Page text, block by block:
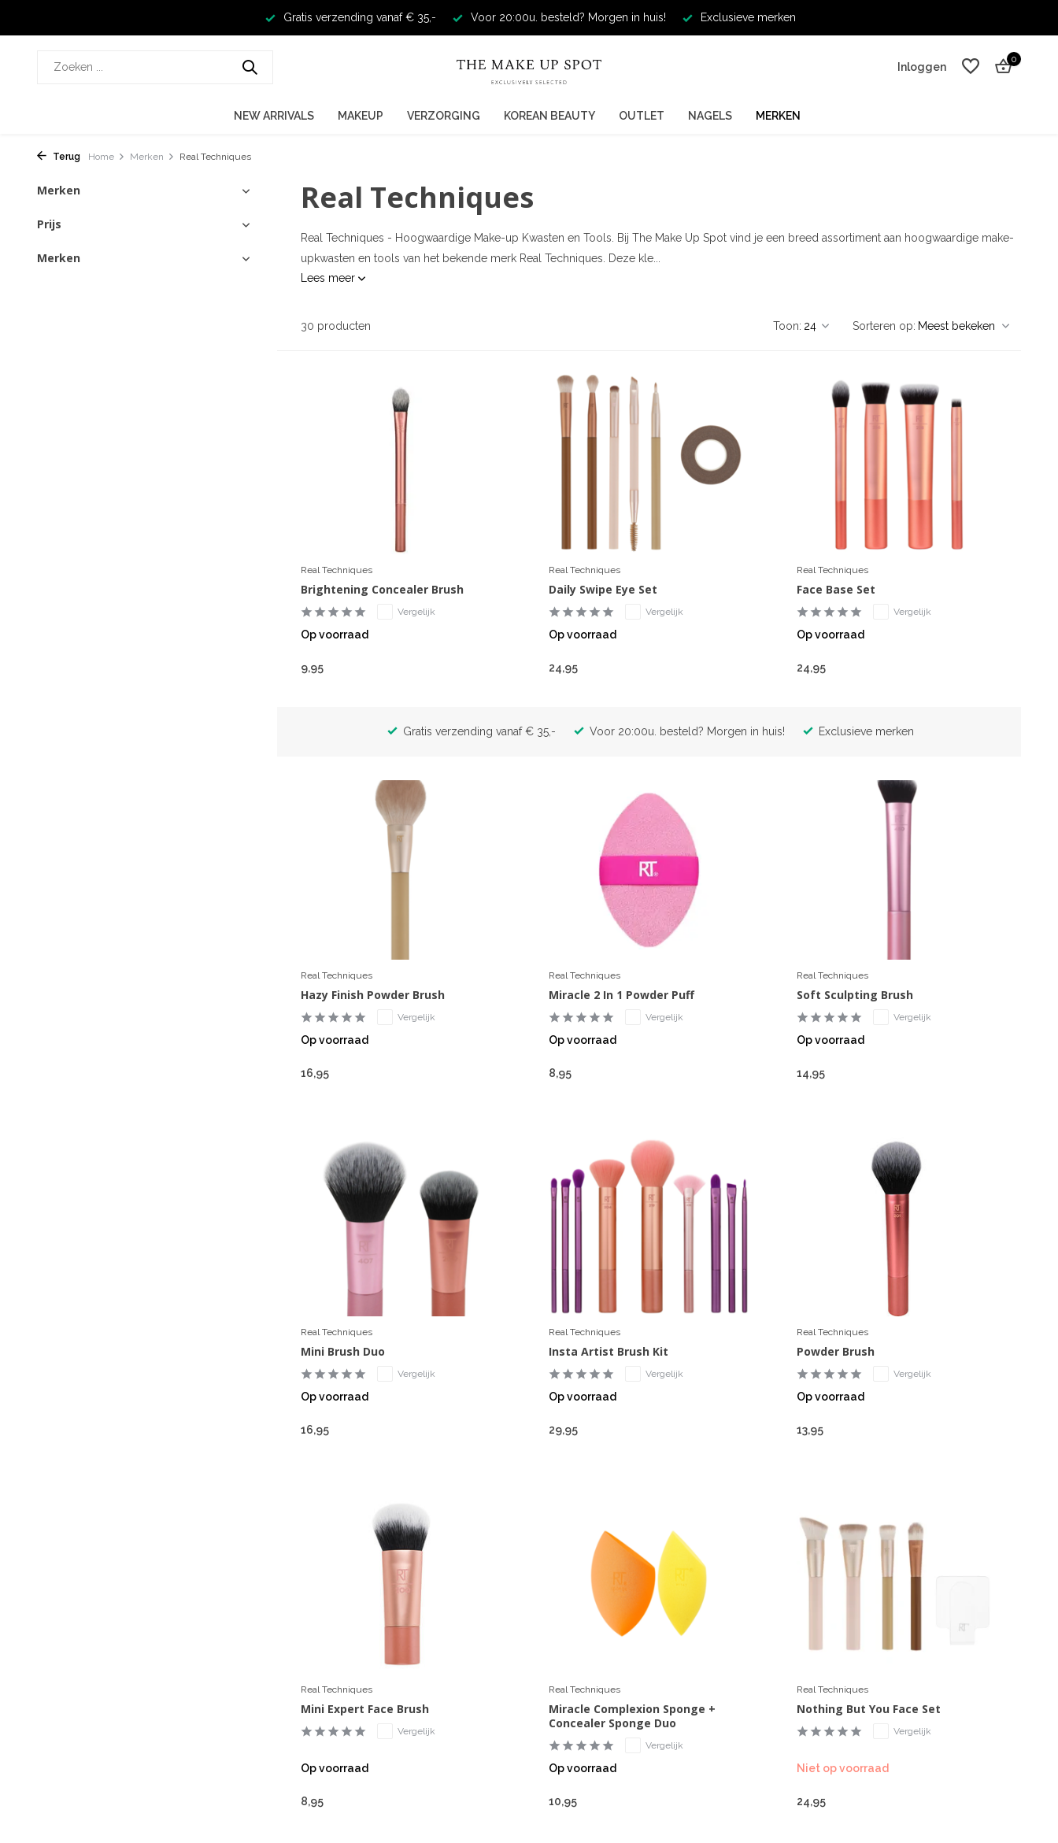
Gratis verzending vanaf € 35,- Voor 20:00u. besteld? Morgen in huis! Exclusieve merken
Inloggen
0
NEW ARRIVALS MAKEUP VERZORGING KOREAN BEAUTY OUTLET NAGELS MERKEN
Terug Home Merken Real Techniques
Merken
Prijs
Merken
Real Techniques
Real Techniques - Hoogwaardige Make-up Kwasten en Tools. Bij The Make Up Spot vind je een breed assortiment aan hoogwaardige make-
upkwasten en tools van het bekende merk Real Techniques. Deze kle...
Lees meer
30 producten Toon: Sorteren op:
Real Techniques
Brightening Concealer Brush
Vergelijk
Op voorraad
9,95
Real Techniques
Daily Swipe Eye Set
Vergelijk
Op voorraad
24,95
Real Techniques
Face Base Set
Vergelijk
Op voorraad
24,95
Gratis verzending vanaf € 35,- Voor 20:00u. besteld? Morgen in huis! Exclusieve merken
Real Techniques
Hazy Finish Powder Brush
Vergelijk
Op voorraad
16,95
Real Techniques
Miracle 2 In 1 Powder Puff
Vergelijk
Op voorraad
8,95
Real Techniques
Soft Sculpting Brush
Vergelijk
Op voorraad
14,95
Real Techniques
Mini Brush Duo
Vergelijk
Op voorraad
16,95
Real Techniques
Insta Artist Brush Kit
Vergelijk
Op voorraad
29,95
Real Techniques
Powder Brush
Vergelijk
Op voorraad
13,95
Real Techniques
Mini Expert Face Brush
Vergelijk
Op voorraad
8,95
Real Techniques
Miracle Complexion Sponge +
Concealer Sponge Duo
Vergelijk
Op voorraad
10,95
Real Techniques
Nothing But You Face Set
Vergelijk
Niet op voorraad
24,95